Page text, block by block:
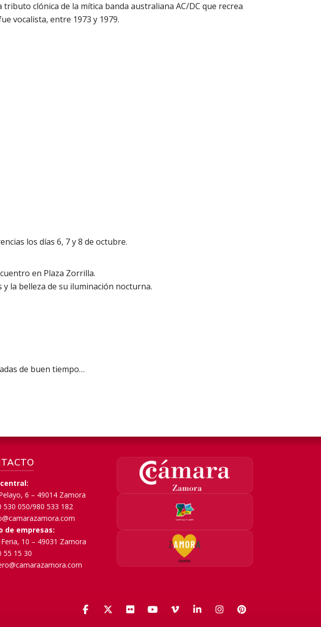
tributo clónica de la mítica banda australiana AC/DC que recrea
vocalista, entre 1973 y 1979.
los días 6, 7 y 8 de octubre.
en Plaza Zorrilla.
la belleza de su iluminación nocturna.
de buen tiempo…
6 – 49014 Zamora
530 050/980 533 182
de empresas:
Feria, 10 – 49031 Zamora
55 15 30
Facebook
X (Twitter)
FlickrYouTube
VimeoLinkedIn
Instagram
Pinterest